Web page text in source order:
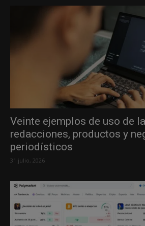
Veinte ejemplos de uso de
redacciones, productos y
periodísticos
31 julio, 2026